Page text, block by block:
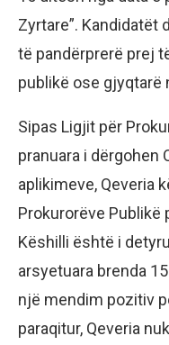
Zyrtare”. Kandidatët
të pandërprerë prej
publikë ose gjyqtarë
Sipas Ligjit për
pranuara i dërgohen
aplikimeve, Qeveria
Prokurorëve Publikë
Këshilli është i
arsyetuara brenda
një mendim pozitiv
paraqitur, Qeveria